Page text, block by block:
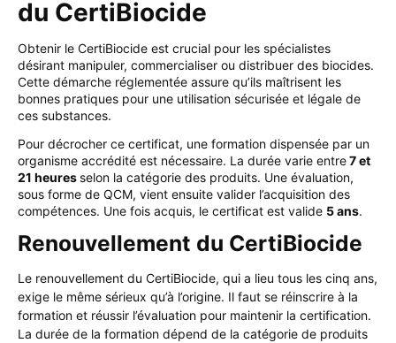
du CertiBiocide
Obtenir le CertiBiocide est crucial pour les spécialistes
désirant manipuler, commercialiser ou distribuer des biocides.
Cette démarche réglementée assure qu’ils maîtrisent les
bonnes pratiques pour une utilisation sécurisée et légale de
ces substances.
Pour décrocher ce certificat, une formation dispensée par un
organisme accrédité est nécessaire. La durée varie entre7 et
21 heures selon la catégorie des produits. Une évaluation,
sous forme de QCM, vient ensuite valider l’acquisition des
compétences. Une fois acquis, le certificat est valide 5 ans.
Renouvellement du CertiBiocide
Le renouvellement du CertiBiocide, qui a lieu tous les cinq ans,
exige le même sérieux qu’à l’origine. Il faut se réinscrire à la
formation et réussir l’évaluation pour maintenir la certification.
La durée de la formation dépend de la catégorie de produits